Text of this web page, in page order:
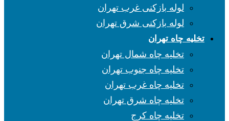
لوله بازکنی غرب تهران
لوله بازکنی شرق تهران
تخلیه چاه تهران
تخلیه چاه شمال تهران
تخلیه چاه جنوب تهران
تخلیه چاه غرب تهران
تخلیه چاه شرق تهران
تخلیه چاه کرج